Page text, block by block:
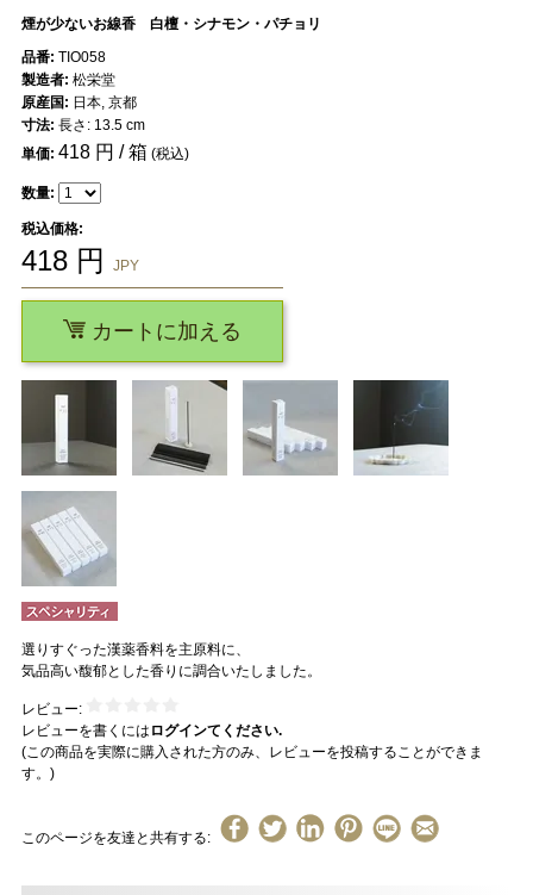
煙が少ないお線香 白檀・シナモン・パチョリ
選りすぐった漢薬香料を主原料に、
気品高い馥郁とした香りに調合いたしました。
レビュー:
レビューを書くには ログインてください.
(この商品を実際に購入された方のみ、レビューを投稿することができま
す。)
このページを友達と共有する:
品番: TIO058
製造者: 松栄堂
原産国: 日本, 京都
寸法: 長さ: 13.5 cm
単価: 418円 / 箱 (税込)
数量:
税込価格:
418円 JPY
カートに加える